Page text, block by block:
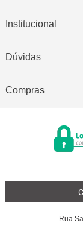
Institucional
Dúvidas
Compras
Rua